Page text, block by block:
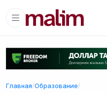
Главная/Образование/